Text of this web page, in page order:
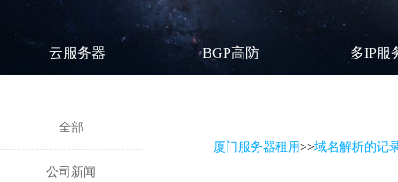
云服务器 BGP高防 多IP服
全部
公司新闻
厦门服务器租用>>域名解析的记